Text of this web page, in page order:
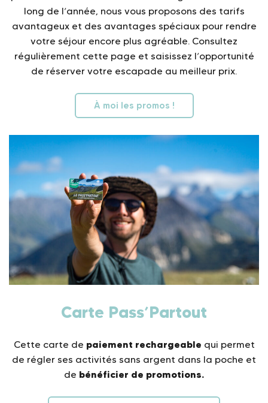
long de l’année, nous vous proposons des tarifs
avantageux et des avantages spéciaux pour rendre
votre séjour encore plus agréable. Consultez
régulièrement cette page et saisissez l’opportunité
de réserver votre escapade au meilleur prix.
À moi les promos !
Carte Pass’Partout
Cette carte de paiement rechargeable qui permet
de régler ses activités sans argent dans la poche et
de bénéficier de promotions.